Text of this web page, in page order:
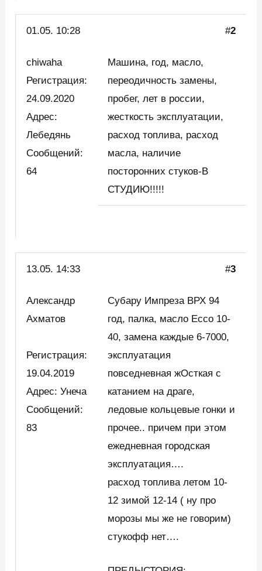
01.05. 10:28 #2
chiwaha
Регистрация:
24.09.2020
Адрес:
Лебедянь
Сообщений:
64
Машина, год, масло,
переодичность замены,
пробег, лет в россии,
жесткость эксплуатации,
расход топлива, расход
масла, наличие
посторонних стуков-В
СТУДИЮ!!!!!
13.05. 14:33 #3
Александр
Ахматов
Регистрация:
19.04.2019
Адрес: Унеча
Сообщений:
83
Субару Импреза ВРХ 94
год, палка, масло Ессо 10-
40, замена каждые 6-7000,
эксплуатация
повседневная жОсткая с
катанием на драге,
ледовые кольцевые гонки и
прочее.. причем при этом
ежедневная городская
эксплуатация….
расход топлива летом 10-
12 зимой 12-14 ( ну про
морозы мы же не говорим)
стукофф нет….